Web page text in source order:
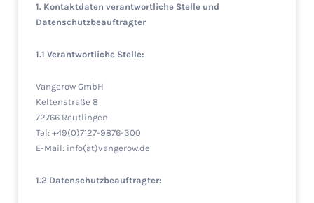
1. Kontaktdaten verantwortliche Stelle und
Datenschutzbeauftragter
1.1 Verantwortliche Stelle:
Vangerow GmbH
Keltenstraße 8
72766 Reutlingen
Tel: +49(0)7127-9876-300
E-Mail: info(at)vangerow.de
1.2 Datenschutzbeauftragter: